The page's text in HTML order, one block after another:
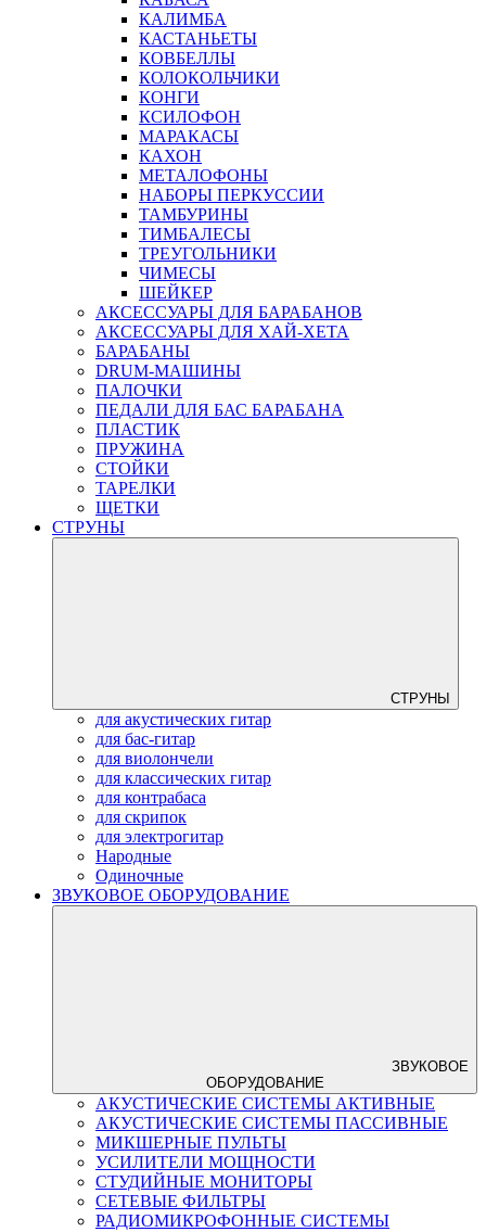
КАЛИМБА
КАСТАНЬЕТЫ
КОВБЕЛЛЫ
КОЛОКОЛЬЧИКИ
КОНГИ
КСИЛОФОН
МАРАКАСЫ
КАХОН
МЕТАЛОФОНЫ
НАБОРЫ ПЕРКУССИИ
ТАМБУРИНЫ
ТИМБАЛЕСЫ
ТРЕУГОЛЬНИКИ
ЧИМЕСЫ
ШЕЙКЕР
АКСЕССУАРЫ ДЛЯ БАРАБАНОВ
АКСЕССУАРЫ ДЛЯ ХАЙ-ХЕТА
БАРАБАНЫ
DRUM-МАШИНЫ
ПАЛОЧКИ
ПЕДАЛИ ДЛЯ БАС БАРАБАНА
ПЛАСТИК
ПРУЖИНА
СТОЙКИ
ТАРЕЛКИ
ЩЕТКИ
СТРУНЫ
СТРУНЫ
для акустических гитар
для бас-гитар
для виолончели
для классических гитар
для контрабаса
для скрипок
для электрогитар
Народные
Одиночные
ЗВУКОВОЕ ОБОРУДОВАНИЕ
ЗВУКОВОЕ
ОБОРУДОВАНИЕ
АКУСТИЧЕСКИЕ СИСТЕМЫ АКТИВНЫЕ
АКУСТИЧЕСКИЕ СИСТЕМЫ ПАССИВНЫЕ
МИКШЕРНЫЕ ПУЛЬТЫ
УСИЛИТЕЛИ МОЩНОСТИ
СТУДИЙНЫЕ МОНИТОРЫ
СЕТЕВЫЕ ФИЛЬТРЫ
РАДИОМИКРОФОННЫЕ СИСТЕМЫ